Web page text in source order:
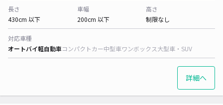
長さ
430cm 以下
車幅
200cm 以下
高さ
制限なし
対応車種
オートバイ軽自動車コンパクトカー中型車ワンボックス大型車・SUV
詳細へ